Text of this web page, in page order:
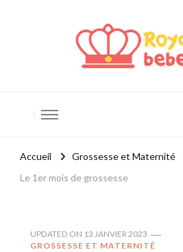
Accueil
Grossesse et Maternité
Le 1er mois de grossesse
UPDATED ON 13 JANVIER 2023
GROSSESSE ET MATERNITÉ